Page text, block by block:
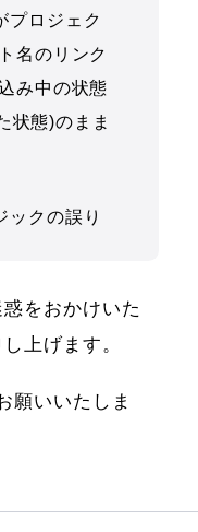
プロジェク
名のリンク
み中の状態
状態)のまま
ックの誤り
をおかけいた
上げます。
願いいたしま